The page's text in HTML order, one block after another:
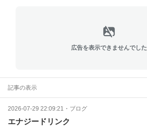
広告を表示できませんでした
記事の表示
2026-07-29 22:09:21 ・ ブログ
エナジードリンク